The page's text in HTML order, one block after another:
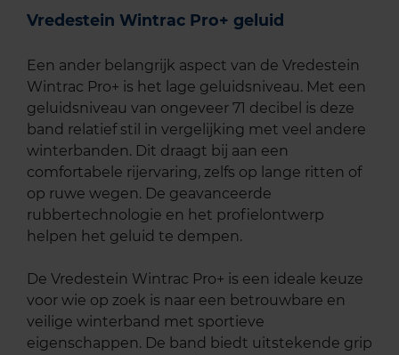
Vredestein Wintrac Pro+ geluid
Een ander belangrijk aspect van de Vredestein
Wintrac Pro+ is het lage geluidsniveau. Met een
geluidsniveau van ongeveer 71 decibel is deze
band relatief stil in vergelijking met veel andere
winterbanden. Dit draagt bij aan een
comfortabele rijervaring, zelfs op lange ritten of
op ruwe wegen. De geavanceerde
rubbertechnologie en het profielontwerp
helpen het geluid te dempen.
De Vredestein Wintrac Pro+ is een ideale keuze
voor wie op zoek is naar een betrouwbare en
veilige winterband met sportieve
eigenschappen. De band biedt uitstekende grip